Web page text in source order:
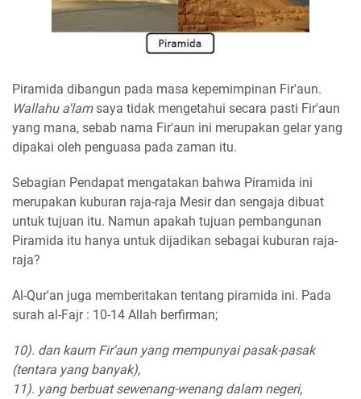
Piramida dibangun pada masa kepemimpinan Fir'aun.
Wallahu a'lamsaya tidak mengetahui secara pasti Fir'aun
yang mana, sebab nama Fir'aun ini merupakan gelar yang
dipakai oleh penguasa pada zaman itu.
Sebagian Pendapat mengatakan bahwa Piramida ini
merupakan kuburan raja-raja Mesir dan sengaja dibuat
untuk tujuan itu. Namun apakah tujuan pembangunan
Piramida itu hanya untuk dijadikan sebagai kuburan raja-
raja?
Al-Qur'an juga memberitakan tentang piramida ini. Pada
surah al-Fajr : 10-14 Allah berfirman;
10). dan kaum Fir'aun yang mempunyai pasak-pasak
(tentara yang banyak),
11). yang berbuat sewenang-wenang dalam negeri,